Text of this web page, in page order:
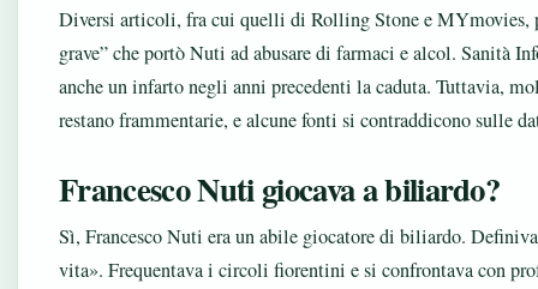
Diversi articoli, fra cui quelli di Rolling Stone e MYmovies,
grave” che portò Nuti ad abusare di farmaci e alcol. Sanità
anche un infarto negli anni precedenti la caduta. Tuttavia,
restano frammentarie, e alcune fonti si contraddicono sulle
Francesco Nuti giocava a biliardo?
Sì, Francesco Nuti era un abile giocatore di biliardo.
vita». Frequentava i circoli fiorentini e si confrontava con